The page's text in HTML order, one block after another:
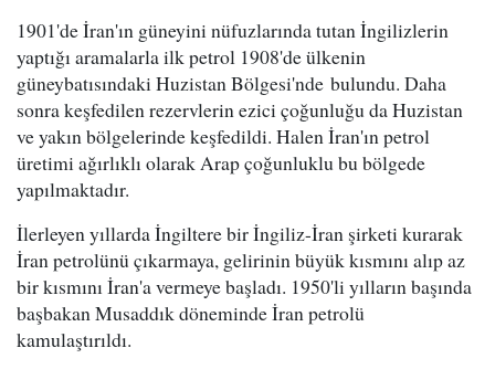
1901'de İran'ın güneyini nüfuzlarında tutan İngilizlerin
yaptığı aramalarla ilk petrol 1908'de ülkenin
güneybatısındaki Huzistan Bölgesi'nde bulundu. Daha
sonra keşfedilen rezervlerin ezici çoğunluğu da Huzistan
ve yakın bölgelerinde keşfedildi. Halen İran'ın petrol
üretimi ağırlıklı olarak Arap çoğunluklu bu bölgede
yapılmaktadır.
İlerleyen yıllarda İngiltere bir İngiliz-İran şirketi kurarak
İran petrolünü çıkarmaya, gelirinin büyük kısmını alıp az
bir kısmını İran'a vermeye başladı. 1950'li yılların başında
başbakan Musaddık döneminde İran petrolü
kamulaştırıldı.